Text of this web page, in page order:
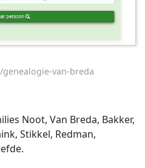
van-breda
Noot, Van Breda, Bakker,
Stikkel, Redman,